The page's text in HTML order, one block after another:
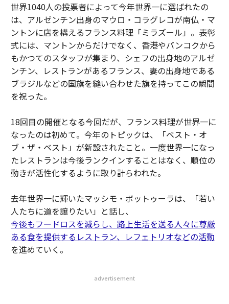
世界1040人の投票者によって今年世界一に選ばれたの
は、アルゼンチン出身のマウロ・コラグレコが南仏・マ
ントンに店を構えるフランス料理「ミラズール」。表彰
式には、マントンからだけでなく、香港やバンコクから
もかつてのスタッフが集まり、シェフの出身地のアルゼ
ンチン、レストランがあるフランス、妻の出身地である
ブラジルなどの国旗を縫い合わせた旗を持ってこの瞬間
を祝った。
18回目の開催となる今回だが、フランス料理が世界一に
なったのは初めて。今年のトピックは、「ベスト・オ
ブ・ザ・ベスト」が新設されたこと。一度世界一になっ
たレストランは今後ランクインすることはなく、順位の
動きが活性化するように取り計らわれた。
去年世界一に輝いたマッシモ・ボットゥーラは、「若い
人たちに道を譲りたい」と話し、
今後もフードロスを減らし、路上生活を送る人々に尊厳
ある食を提供するレストラン、レフェトリオなどの活動
を進めていく。
advertisement